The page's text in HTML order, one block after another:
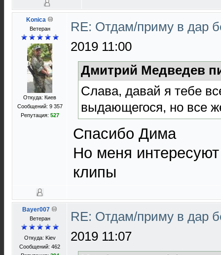
Konica
Ветеран
Откуда: Киев
Сообщений: 9 357
Репутация: 527
RE: Отдам/приму в дар
2019 11:00
Дмитрий Медведев
Слава, давай я тебе
выдающегося, но все
Спасибо Дима
Но меня
клипы
Bayer007
Ветеран
Откуда: Kiev
Сообщений: 462
RE: Отдам/приму в дар
2019 11:07